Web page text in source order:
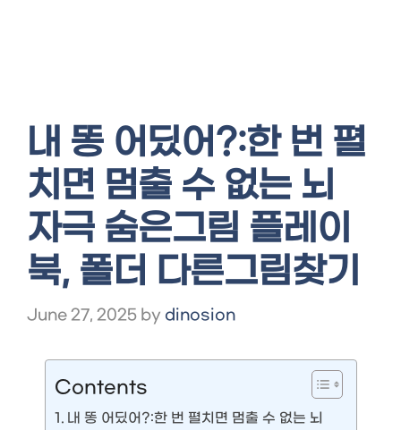
내 똥 어딨어?:한 번 펼
치면 멈출 수 없는 뇌
자극 숨은그림 플레이
북, 폴더 다른그림찾기
June 27, 2025 by dinosion
Contents
내 똥 어딨어?:한 번 펼치면 멈출 수 없는 뇌